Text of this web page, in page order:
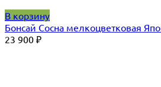
В корзину
Бонсай Сосна мелкоцветковая
23 900 ₽